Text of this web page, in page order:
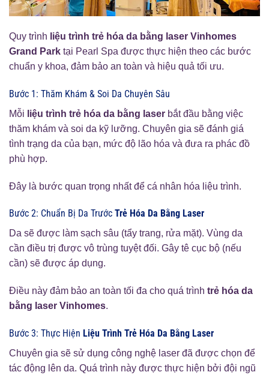
Quy trình liệu trình trẻ hóa da bằng laser Vinhomes
Grand Park tại Pearl Spa được thực hiện theo các bước
chuẩn y khoa, đảm bảo an toàn và hiệu quả tối ưu.
Bước 1: Thăm Khám & Soi Da Chuyên Sâu
Mỗi liệu trình trẻ hóa da bằng laser bắt đầu bằng việc
thăm khám và soi da kỹ lưỡng. Chuyên gia sẽ đánh giá
tình trạng da của bạn, mức độ lão hóa và đưa ra phác đồ
phù hợp.
Đây là bước quan trọng nhất để cá nhân hóa liệu trình.
Bước 2: Chuẩn Bị Da Trước Trẻ Hóa Da Bằng Laser
Da sẽ được làm sạch sâu (tẩy trang, rửa mặt). Vùng da
cần điều trị được vô trùng tuyệt đối. Gây tê cục bộ (nếu
cần) sẽ được áp dụng.
Điều này đảm bảo an toàn tối đa cho quá trình trẻ hóa da
bằng laser Vinhomes.
Bước 3: Thực Hiện Liệu Trình Trẻ Hóa Da Bằng Laser
Chuyên gia sẽ sử dụng công nghệ laser đã được chọn để
tác động lên da. Quá trình này được thực hiện bởi đội ngũ